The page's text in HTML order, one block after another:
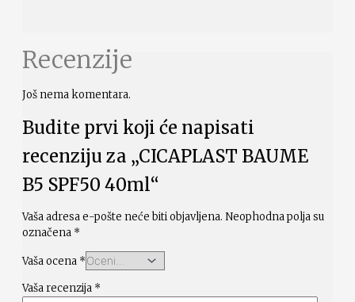
Recenzije
Još nema komentara.
Budite prvi koji će napisati
recenziju za „CICAPLAST BAUME
B5 SPF50 40ml“
Vaša adresa e-pošte neće biti objavljena. Neophodna polja su
označena *
Vaša ocena *
Vaša recenzija *